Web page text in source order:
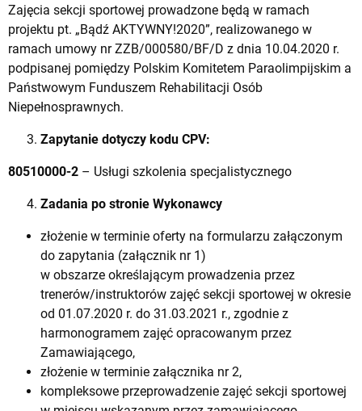
Zajęcia sekcji sportowej prowadzone będą w ramach
projektu pt. „Bądź AKTYWNY!2020”, realizowanego w
ramach umowy nr ZZB/000580/BF/D z dnia 10.04.2020 r.
podpisanej pomiędzy Polskim Komitetem Paraolimpijskim a
Państwowym Funduszem Rehabilitacji Osób
Niepełnosprawnych.
Zapytanie dotyczy kodu CPV:
80510000-2 – Usługi szkolenia specjalistycznego
Zadania po stronie Wykonawcy
złożenie w terminie oferty na formularzu załączonym
do zapytania (załącznik nr 1)
w obszarze określającym prowadzenia przez
trenerów/instruktorów zajęć sekcji sportowej w okresie
od 01.07.2020 r. do 31.03.2021 r., zgodnie z
harmonogramem zajęć opracowanym przez
Zamawiającego,
złożenie w terminie załącznika nr 2,
kompleksowe przeprowadzenie zajęć sekcji sportowej